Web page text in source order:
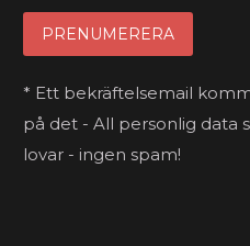
* Ett bekräftelsemail
på det - All personlig data
lovar - ingen spam!